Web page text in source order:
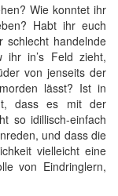
Wie konntet ihr
Habt ihr euch
handelnde
ihr in’s Feld zieht,
von jenseits der
lässt? Ist in
dass es mit der
so idillisch-einfach
und dass die
vielleicht eine
von Eindringlern,